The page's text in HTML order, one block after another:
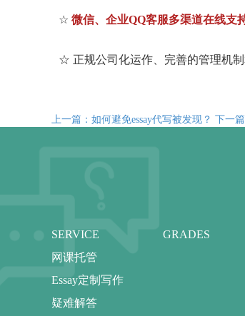
☆ 微信、企业QQ客服多渠道在线支
☆ 正规公司化运作、完善的管理机制
上一篇：如何避免essay代写被发现？ 下一
SERVICE
网课托管
Essay定制写作
疑难解答
GRADES